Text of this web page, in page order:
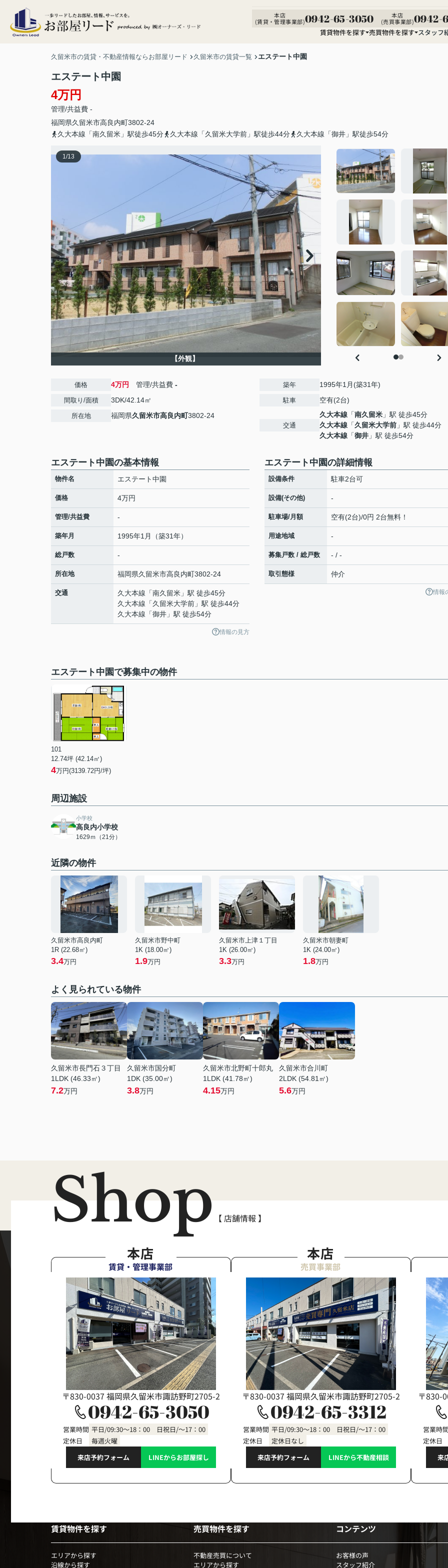
本店
(賃貸・管理事業部)0942-65-3050
本店
(売買事業部)0942-
賃貸物件を探す 売買物件を探す スタッフ
久留米市の賃貸・不動産情報ならお部屋リード 久留米市の賃貸一覧 エステート中園
エステート中園
4万円
管理/共益費 -
福岡県久留米市高良内町3802-24
久大本線「南久留米」駅徒歩45分
久大本線「久留米大学前」駅徒歩44分 久大本線「御井」駅徒歩54分
1/13
【外観】
価格 4万円 管理/共益費 -
間取り/面積 3DK/42.14㎡
所在地 福岡県久留米市高良内町3802-24
築年 1995年1月(築31年)
駐車 空有(2台)
交通
久大本線 「南久留米 」駅 徒歩45分
久大本線 「久留米大学前 」駅 徒歩44分
久大本線 「御井 」駅 徒歩54分
エステート中園の基本情報
物件名 エステート中園
価格 4万円
管理/共益費 -
築年月 1995年1月（築31年）
総戸数 -
所在地 福岡県久留米市高良内町3802-24
交通 久大本線 「南久留米 」駅 徒歩45分
久大本線 「久留米大学前 」駅 徒歩44分
久大本線 「御井 」駅 徒歩54分
情報の見方
エステート中園の詳細情報
設備条件 駐車2台可
設備(その他) -
駐車場/月額 空有(2台)/0円 2台無料！
用途地域 -
募集戸数 / 総戸数 - / -
取引態様 仲介
情報
エステート中園で募集中の物件
101
12.74坪 (42.14㎡)
4万円(3139.72円/坪)
周辺施設
小学校
高良内小学校
1629ｍ（21分）
近隣の物件
久留米市高良内町
1R (22.68㎡)
3.4万円
久留米市野中町
1K (18.00㎡)
1.9万円
久留米市上津１丁目
1K (26.00㎡)
3.3万円
久留米市朝妻町
1K (24.00㎡)
1.8万円
よく見られている物件
久留米市長門石３丁目
1LDK (46.33㎡)
7.2万円
久留米市国分町
1DK (35.00㎡)
3.8万円
久留米市北野町十郎丸
1LDK (41.78㎡)
4.15万円
久留米市合川町
2LDK (54.81㎡)
5.6万円
Shop 【 店舗情報 】
本店
賃貸・管理事業部
〒830-0037 福岡県久留米市諏訪野町2705-2
0942-65-3050
営業時間 平日/09:30～18：00 日祝日/～17：00
定休日
毎週火曜
来店予約フォーム
LINEからお部屋探し
本店
売買事業部
〒830-0037 福岡県久留米市諏訪野町2705-2
0942-65-3312
営業時間 平日/09:30～18：00 日祝日/～17：00
定休日
定休日なし
来店予約フォーム
LINEから不動産相談
〒830-
営業時
定休日
来
賃貸物件を探す
エリアから探す
沿線から探す
売買物件を探す
不動産売買について
エリアから探す
コンテンツ
お客様の声
スタッフ紹介